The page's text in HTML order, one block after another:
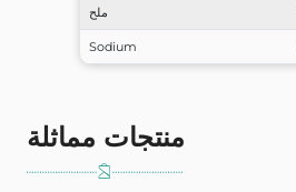
ملح
Sodium
منتجات مماثلة